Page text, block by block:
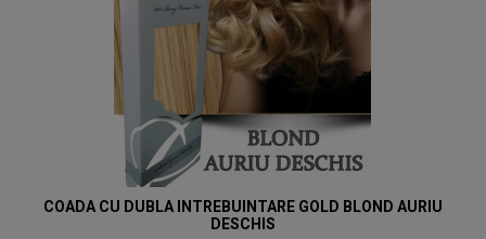
COADA CU DUBLA INTREBUINTARE GOLD BLOND AURIU
DESCHIS